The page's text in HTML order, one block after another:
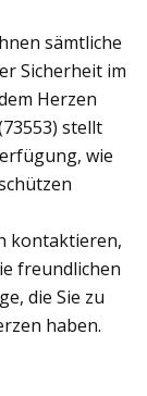
sämtliche
Sicherheit im
Herzen
stellt
wie
kontaktieren,
freundlichen
die Sie zu
haben.